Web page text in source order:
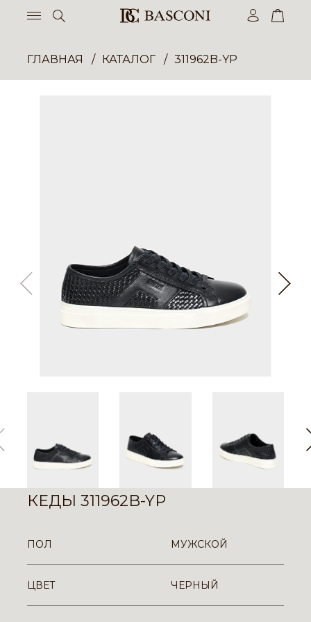
ГЛАВНАЯ КАТАЛОГ 311962B-YP
КЕДЫ 311962B-YP
ПОЛ МУЖСКОЙ
ЦВЕТ ЧЕРНЫЙ